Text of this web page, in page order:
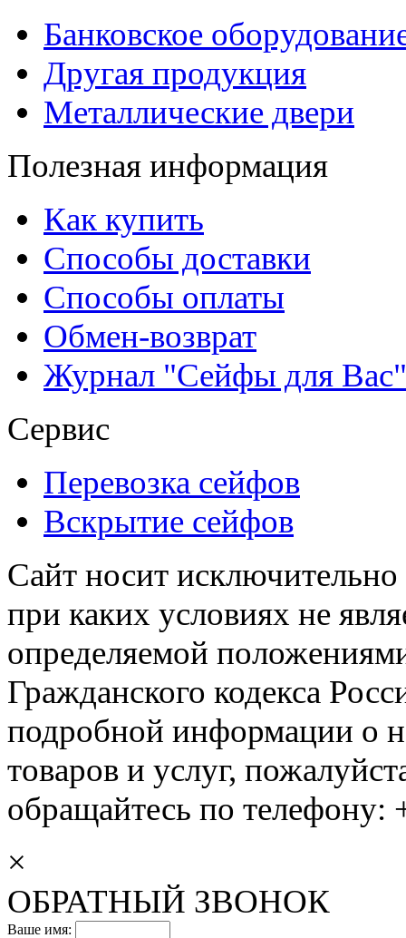
Банковское
Другая продукция
Металлические двери
Полезная информация
Как купить
Способы доставки
Способы оплаты
Обмен-возврат
Журнал "Сейфы для Вас"
Сервис
Перевозка сейфов
Вскрытие сейфов
Сайт носит
при каких условиях не
определяемой
Гражданского кодекса
подробной информации о
товаров и услуг,
обращайтесь по
×
ОБРАТНЫЙ ЗВОНОК
Ваше имя: